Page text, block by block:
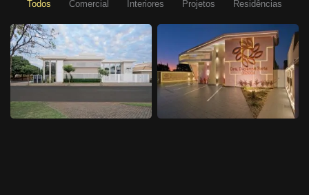
Todos Comercial Interiores Projetos Residências